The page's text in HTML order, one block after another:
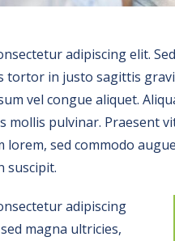
adipiscing elit.
tortor in justo sagittis
vel congue aliquet.
mollis pulvinar. Praesent
lorem, sed commodo
suscipit.
adipiscing
magna ultricies,